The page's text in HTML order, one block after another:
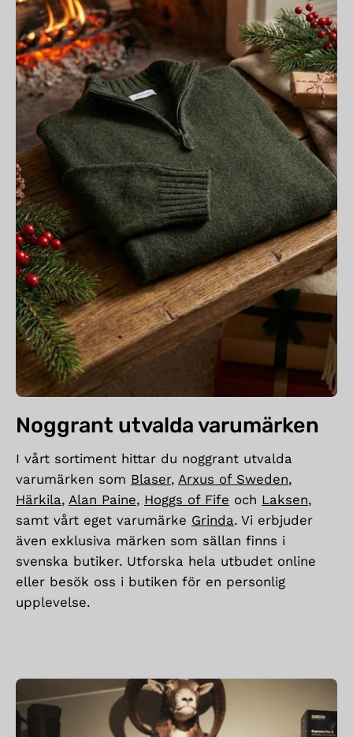
Noggrant utvalda varumärken
I vårt sortiment hittar du noggrant utvalda
varumärken som Blaser, Arxus of Sweden,
Härkila, Alan Paine, Hoggs of Fife och Laksen,
samt vårt eget varumärke Grinda. Vi erbjuder
även exklusiva märken som sällan finns i
svenska butiker. Utforska hela utbudet online
eller besök oss i butiken för en personlig
upplevelse.